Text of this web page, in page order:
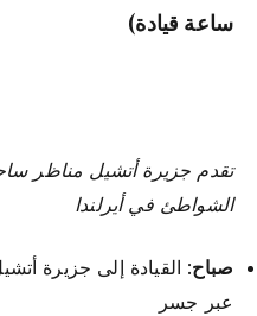
ساعة قيادة)
تقدم جزيرة أتشيل مناظر
الشواطئ في أيرلندا
صباح: القيادة إلى جزيرة
عبر جسر